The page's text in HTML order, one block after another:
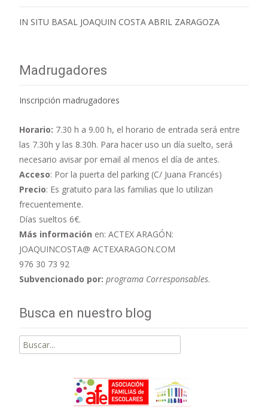
IN SITU BASAL JOAQUIN COSTA ABRIL ZARAGOZA
Madrugadores
Inscripción madrugadores
Horario: 7.30 h a 9.00 h, el horario de entrada será entre
las 7.30h y las 8.30h. Para hacer uso un día suelto, será
necesario avisar por email al menos el día de antes.
Acceso: Por la puerta del parking (C/ Juana Francés)
Precio: Es gratuito para las familias que lo utilizan
frecuentemente.
Días sueltos 6€.
Más información en: ACTEX ARAGÓN:
JOAQUINCOSTA@ ACTEXARAGON.COM
976 30 73 92
Subvencionado por: programa Corresponsables.
Busca en nuestro blog
Buscar
por: